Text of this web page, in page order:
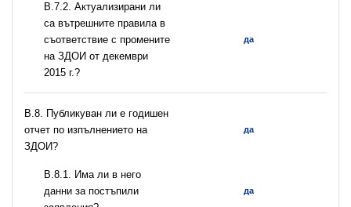
В.7.2. Актуализирани ли
са вътрешните правила в
съответствие с промените
на ЗДОИ от декември
2015 г.?
да
В.8. Публикуван ли е годишен
отчет по изпълнението на
ЗДОИ?
да
В.8.1. Има ли в него
данни за постъпили
да